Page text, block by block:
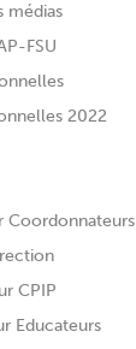
médias
FSU
2022
Coordonnateurs
CPIP
Educateurs